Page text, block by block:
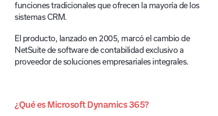
funciones tradicionales que ofrecen la mayoría de los
sistemas CRM.
El producto, lanzado en 2005, marcó el cambio de
NetSuite de software de contabilidad exclusivo a
proveedor de soluciones empresariales integrales.
¿Qué es Microsoft Dynamics 365?